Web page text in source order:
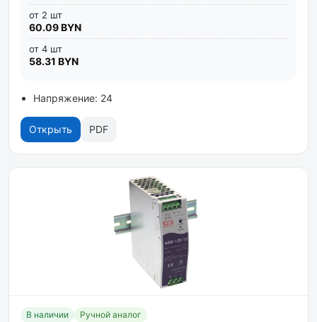
от 2 шт
60.09 BYN
от 4 шт
58.31 BYN
Напряжение: 24
Открыть PDF
В наличии Ручной аналог